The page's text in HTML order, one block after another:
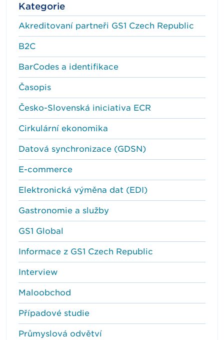
Kategorie
Akreditovaní partneři GS1 Czech Republic
B2C
BarCodes a identifikace
Časopis
Česko-Slovenská iniciativa ECR
Cirkulární ekonomika
Datová synchronizace (GDSN)
E-commerce
Elektronická výměna dat (EDI)
Gastronomie a služby
GS1 Global
Informace z GS1 Czech Republic
Interview
Maloobchod
Případové studie
Průmyslová odvětví